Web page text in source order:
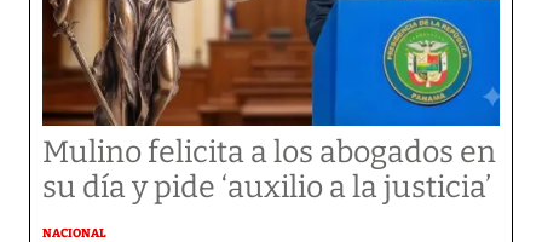
Mulino felicita a los abogados en
su día y pide ‘auxilio a la justicia’
NACIONAL